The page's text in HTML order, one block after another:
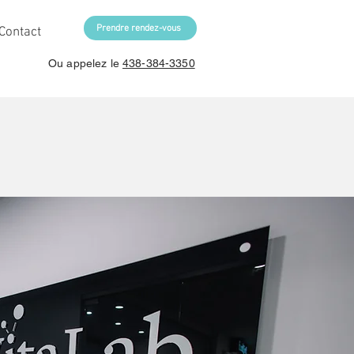
Prendre rendez-vous
Ou appelez le 438-384-3350